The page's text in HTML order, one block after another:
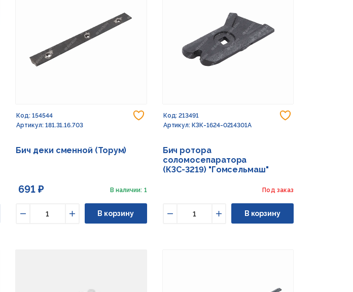
Добавить в избранное
Код: 154544
Артикул: 181.31.16.703
Бич деки сменной (Торум)
691 ₽ В наличии: 1
Увеличить
В корзину
Код: 213491
Артикул: КЗК-1624-0214301А
Бич ротора
соломосепаратора
(КЗС-3219) "Гомсельмаш"
Под заказ
Увеличить
В корзину